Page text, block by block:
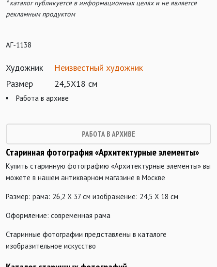
* каталог публикуется в информационных целях и не является
рекламным продуктом
АГ-1138
Художник
Неизвестный художник
Размер
24,5Х18 см
Работа в архиве
РАБОТА В АРХИВЕ
Старинная фотография «Архитектурные элементы»
Купить старинную фотографию «Архитектурные элементы» вы
можете в нашем антикварном магазине в Москве
Размер: рама: 26,2 Х 37 см изображение: 24,5 Х 18 см
Оформление: современная рама
Старинные фотографии представлены в каталоге
изобразительное искусство